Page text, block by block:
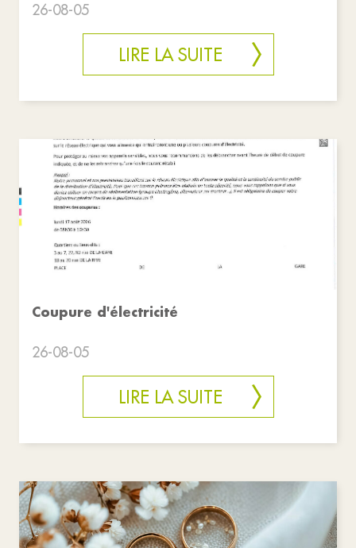
26-08-05
LIRE LA SUITE
Coupure d'électricité
26-08-05
LIRE LA SUITE